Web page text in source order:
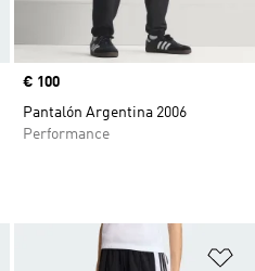
Precio
€ 100
Pantalón Argentina 2006
Performance
Añadir a la lista de deseos